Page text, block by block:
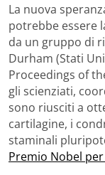
La nuova
potrebbe essere
da un gruppo di
Durham (Stati
Proceedings of
gli scienziati,
sono riusciti a
cartilagine, i
staminali
Premio Nobel